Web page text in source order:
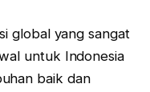
global yang sangat
untuk Indonesia
baik dan